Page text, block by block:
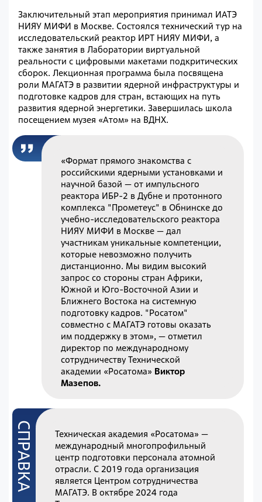
Заключительный этап мероприятия принимал ИАТЭ
НИЯУ МИФИ в Москве. Состоялся технический тур на
исследовательский реактор ИРТ НИЯУ МИФИ, а
также занятия в Лаборатории виртуальной
реальности с цифровыми макетами подкритических
сборок. Лекционная программа была посвящена
роли МАГАТЭ в развитии ядерной инфраструктуры и
подготовке кадров для стран, встающих на путь
развития ядерной энергетики. Завершилась школа
посещением музея «Атом» на ВДНХ.
«Формат прямого знакомства с
российскими ядерными установками и
научной базой — от импульсного
реактора ИБР-2 в Дубне и протонного
комплекса "Прометеус" в Обнинске до
учебно-исследовательского реактора
НИЯУ МИФИ в Москве — дал
участникам уникальные компетенции,
которые невозможно получить
дистанционно. Мы видим высокий
запрос со стороны стран Африки,
Южной и Юго-Восточной Азии и
Ближнего Востока на системную
подготовку кадров. "Росатом"
совместно с МАГАТЭ готовы оказать
им поддержку в этом», — отметил
директор по международному
сотрудничеству Технической
академии «Росатома» Виктор
Мазепов.
Техническая академия «Росатома» —
международный многопрофильный
центр подготовки персонала атомной
отрасли. С 2019 года организация
является Центром сотрудничества
МАГАТЭ. В октябре 2024 года